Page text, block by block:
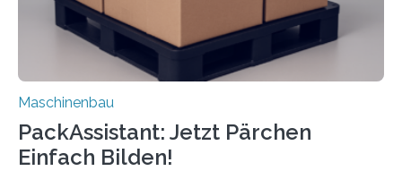
Maschinenbau
PackAssistant: Jetzt Pärchen
Einfach Bilden!